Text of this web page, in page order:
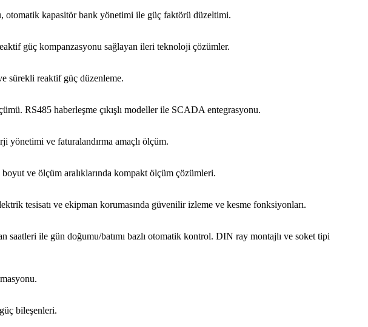
otomatik kapasitör bank yönetimi ile güç faktörü düzeltimi.
güç kompanzasyonu sağlayan ileri teknoloji çözümler.
sürekli reaktif güç düzenleme.
RS485 haberleşme çıkışlı modeller ile SCADA entegrasyonu.
ve faturalandırma amaçlı ölçüm.
ve ölçüm aralıklarında kompakt ölçüm çözümleri.
tesisatı ve ekipman korumasında güvenilir izleme ve kesme fonksiyonları.
ile gün doğumu/batımı bazlı otomatik kontrol. DIN ray montajlı ve soket tipi
bileşenleri.